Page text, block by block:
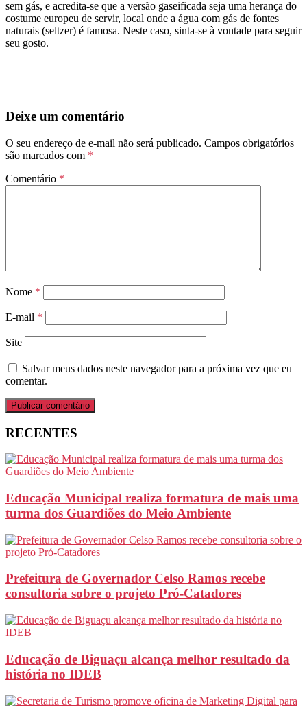
sem gás, e acredita-se que a versão gaseificada seja uma herança do
costume europeu de servir, local onde a água com gás de fontes
naturais (seltzer) é famosa. Neste caso, sinta-se à vontade para seguir
seu gosto.
Deixe um comentário
O seu endereço de e-mail não será publicado. Campos obrigatórios
são marcados com *
Comentário *
Nome *
E-mail *
Site
Salvar meus dados neste navegador para a próxima vez que eu
comentar.
RECENTES
Educação Municipal realiza formatura de mais uma
turma dos Guardiões do Meio Ambiente
Prefeitura de Governador Celso Ramos recebe
consultoria sobre o projeto Pró-Catadores
Educação de Biguaçu alcança melhor resultado da
história no IDEB